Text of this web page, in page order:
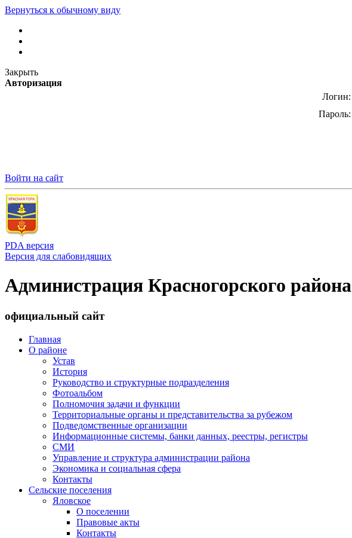
Вернуться к обычному виду
Закрыть
Авторизация
Логин:
Пароль:
Войти на сайт
PDA версия
Версия для слабовидящих
Администрация Красногорского района
официальный сайт
Главная
О районе
Устав
История
Руководство и структурные подразделения
Фотоальбом
Полномочия задачи и функции
Территориальные органы и представительства за рубежом
Подведомственные организации
Информационные системы, банки данных, реестры, регистры
СМИ
Управление и структура администрации района
Экономика и социальная сфера
Контакты
Сельские поселения
Яловское
О поселении
Правовые акты
Контакты